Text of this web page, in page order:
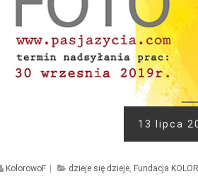
13 lipca
KolorowoF | dzieje się dzieje, Fundacja